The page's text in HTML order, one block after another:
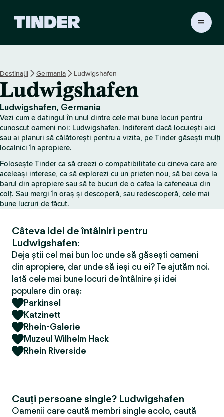
T
i
n
d
e
r
Destinații Germania Ludwigshafen
Ludwigshafen
Ludwigshafen, Germania
Vezi cum e datingul în unul dintre cele mai bune locuri pentru
cunoscut oameni noi: Ludwigshafen. Indiferent dacă locuiești aici
sau ai planuri să călătorești pentru a vizita, pe Tinder găsești mulți
localnici în apropiere.
Folosește Tinder ca să creezi o compatibilitate cu cineva care are
aceleași interese, ca să explorezi cu un prieten nou, să bei ceva la
barul din apropiere sau să te bucuri de o cafea la cafeneaua din
colț. Sau mergi în oraș și descoperă, sau redescoperă, cele mai
bune lucruri de făcut.
Câteva idei de întâlniri pentru
Ludwigshafen:
Deja știi cel mai bun loc unde să găsești oameni
din apropiere, dar unde să ieși cu ei? Te ajutăm noi.
Iată cele mai bune locuri de întâlnire și idei
populare din oraș:
Parkinsel
Katzinett
Rhein-Galerie
Muzeul Wilhelm Hack
Rhein Riverside
Cauți persoane single? Ludwigshafen
Oamenii care caută membri single acolo, caută